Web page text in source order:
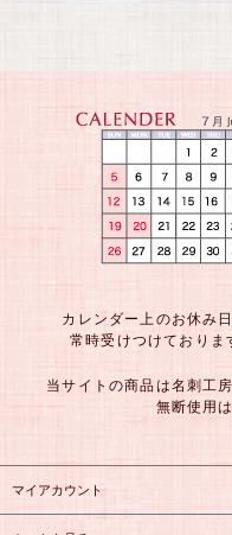
カレンダー上のお休み
常時受けつけており
当サイトの商品は名刺工
無断使用
マイアカウント